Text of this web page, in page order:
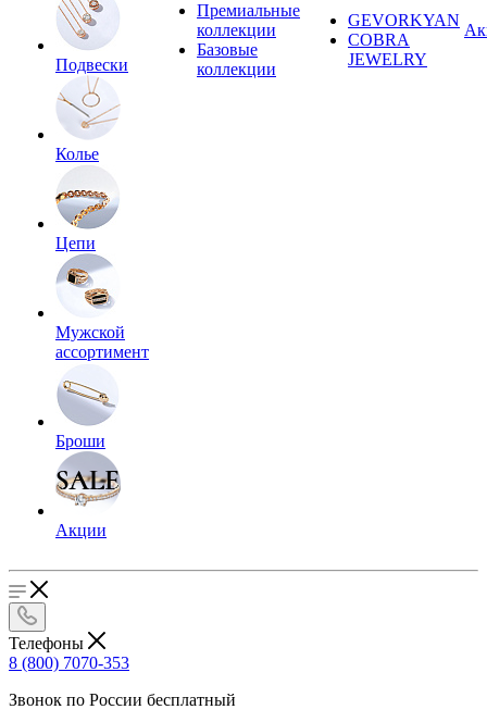
Подвески
Колье
Цепи
Мужской
ассортимент
Броши
Акции
Премиальные
коллекции
Базовые
коллекции
GEVORKYAN
COBRA
JEWELRY
Телефоны
8 (800) 7070-353
Звонок по России бесплатный